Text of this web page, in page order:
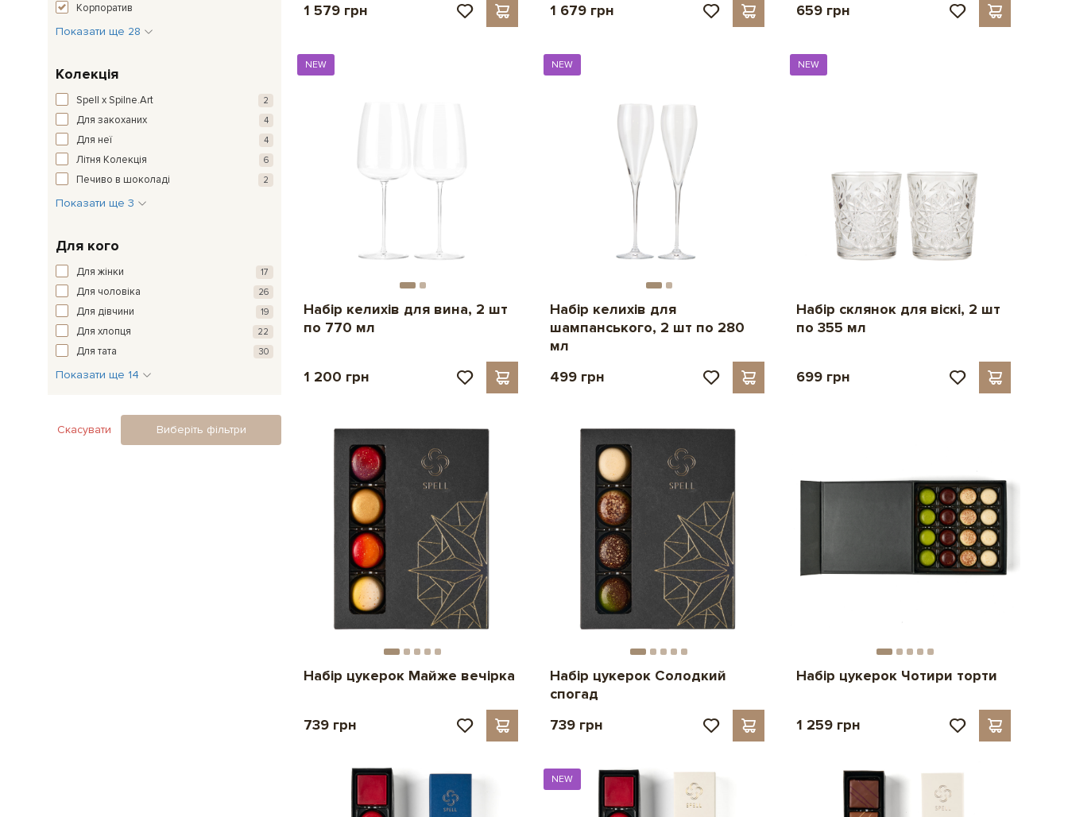
Корпоратив
Показати ще 28
Колекція
Spell x Spilne.Art 2
Для закоханих 4
Для неї 4
Літня Колекція 6
Печиво в шоколаді 2
Показати ще 3
Для кого
Для жінки 17
Для чоловіка 26
Для дівчини 19
Для хлопця 22
Для тата 30
Показати ще 14
Скасувати Виберіть фільтри
1 579 грн 1 679 грн
659 грн
NEW
Набір келихів для вина, 2 шт
по 770 мл
1 200 грн
NEW
Набір келихів для
шампанського, 2 шт по 280
мл
499 грн
NEW
Набір склянок для віскі, 2 шт
по 355 мл
699 грн
Набір цукерок Майже вечірка
739 грн
Набір цукерок Солодкий
спогад
739 грн
Набір цукерок Чотири торти
1 259 грн
NEW